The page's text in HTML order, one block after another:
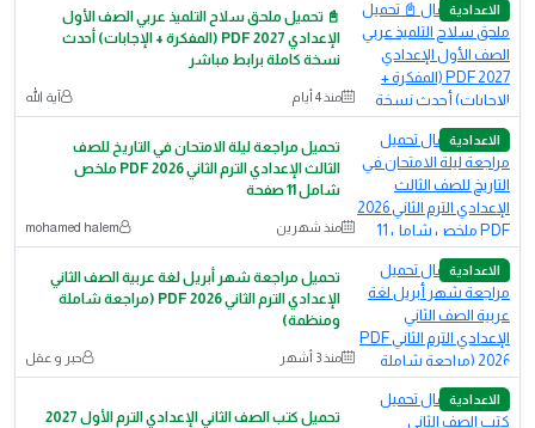
الاعدادية
📓 تحميل ملحق سلاح التلميذ عربي الصف الأول
الإعدادي 2027 PDF (المفكرة + الإجابات) أحدث
نسخة كاملة برابط مباشر
منذ 4 أيام آية الله
الاعدادية
تحميل مراجعة ليلة الامتحان في التاريخ للصف
الثالث الإعدادي الترم الثاني 2026 PDF ملخص
شامل 11 صفحة
منذ شهرين mohamed halem
الاعدادية
تحميل مراجعة شهر أبريل لغة عربية الصف الثاني
الإعدادي الترم الثاني PDF 2026 (مراجعة شاملة
ومنظمة)
منذ 3 أشهر حبر و عقل
الاعدادية
تحميل كتب الصف الثاني الإعدادي الترم الأول 2027